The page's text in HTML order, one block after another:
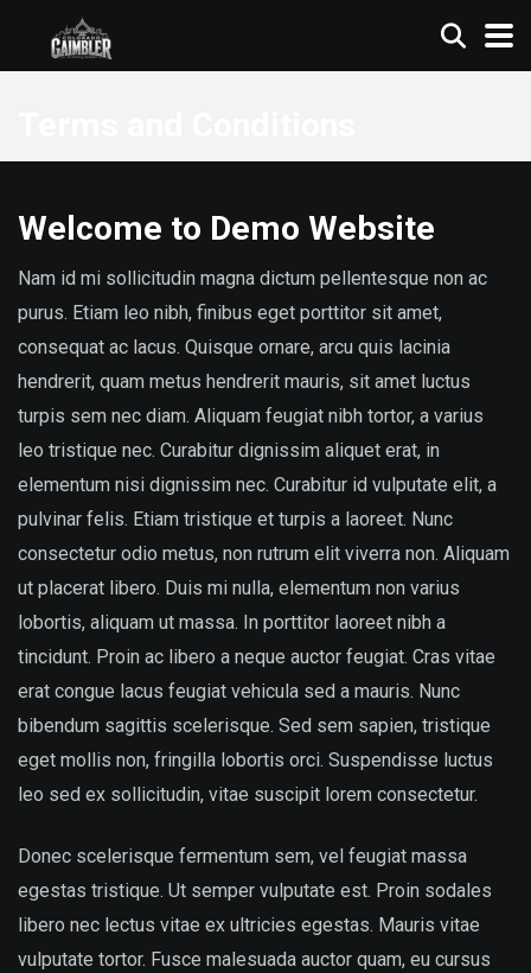
Welcome to Demo Website
Nam id mi sollicitudin magna dictum pellentesque non ac
purus. Etiam leo nibh, finibus eget porttitor sit amet,
consequat ac lacus. Quisque ornare, arcu quis lacinia
hendrerit, quam metus hendrerit mauris, sit amet luctus
turpis sem nec diam. Aliquam feugiat nibh tortor, a varius
leo tristique nec. Curabitur dignissim aliquet erat, in
elementum nisi dignissim nec. Curabitur id vulputate elit, a
pulvinar felis. Etiam tristique et turpis a laoreet. Nunc
consectetur odio metus, non rutrum elit viverra non. Aliquam
ut placerat libero. Duis mi nulla, elementum non varius
lobortis, aliquam ut massa. In porttitor laoreet nibh a
tincidunt. Proin ac libero a neque auctor feugiat. Cras vitae
erat congue lacus feugiat vehicula sed a mauris. Nunc
bibendum sagittis scelerisque. Sed sem sapien, tristique
eget mollis non, fringilla lobortis orci. Suspendisse luctus
leo sed ex sollicitudin, vitae suscipit lorem consectetur.
Donec scelerisque fermentum sem, vel feugiat massa
egestas tristique. Ut semper vulputate est. Proin sodales
libero nec lectus vitae ex ultricies egestas. Mauris vitae
vulputate tortor. Fusce malesuada auctor quam, eu cursus